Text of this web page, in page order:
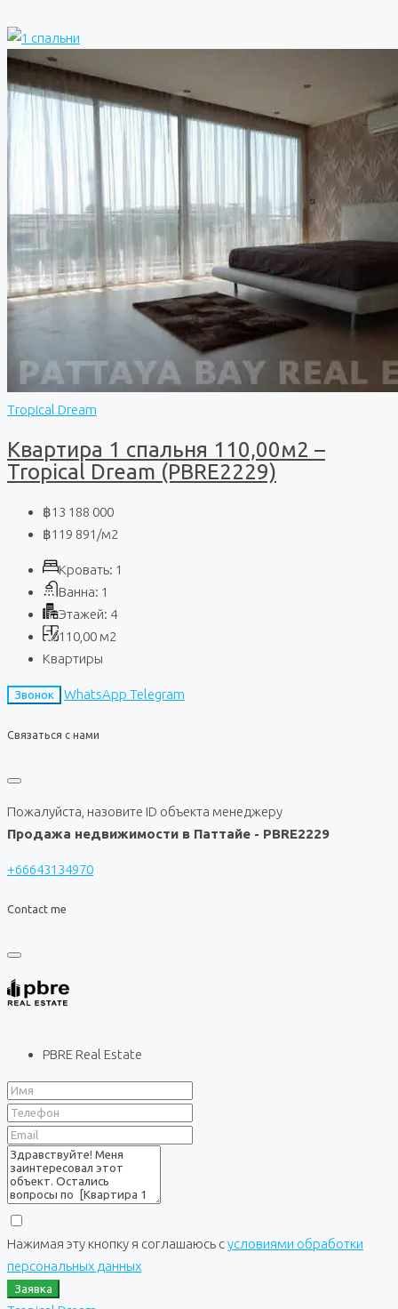
Tropical Dream
Квартира 1 спальня 110,00м2 –
Tropical Dream (PBRE2229)
฿13 188 000
฿119 891 /м2
Кровать: 1
Ванна: 1
Этажей: 4
110,00 м2
Квартиры
Звонок WhatsApp Telegram
Связаться с нами
Пожалуйста, назовите ID объекта менеджеру
Продажа недвижимости в Паттайе - PBRE2229
+66643134970
Contact me
PBRE Real Estate
Нажимая эту кнопку я соглашаюсь сусловиями обработки
персональных данных
Заявка